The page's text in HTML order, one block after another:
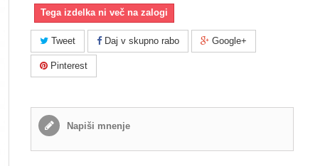
Tega izdelka ni več na zalogi
Tweet Daj v skupno rabo Google+
Pinterest
Napiši mnenje